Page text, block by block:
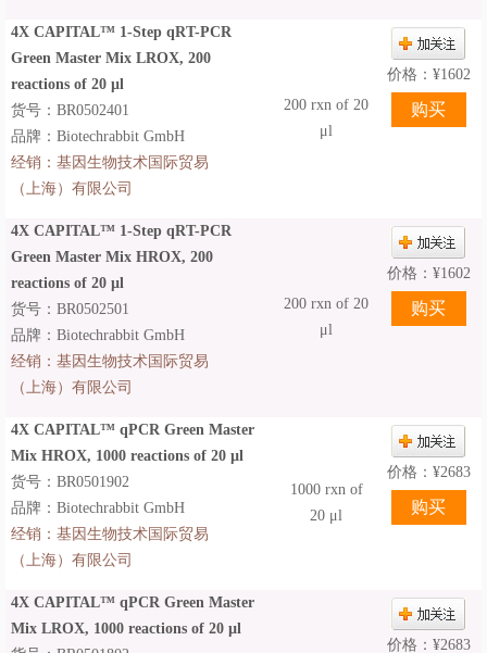
4X CAPITAL™ 1-Step qRT-PCR
Green Master Mix LROX, 200
reactions of 20 µl
200 rxn of 20
μl
价格： ¥1602
货号：BR0502401
品牌：Biotechrabbit GmbH
经销： 基因生物技术国际贸易
（上海）有限公司
4X CAPITAL™ 1-Step qRT-PCR
Green Master Mix HROX, 200
reactions of 20 µl
200 rxn of 20
μl
价格： ¥1602
货号：BR0502501
品牌：Biotechrabbit GmbH
经销： 基因生物技术国际贸易
（上海）有限公司
4X CAPITAL™ qPCR Green Master
Mix HROX, 1000 reactions of 20 µl
1000 rxn of
20 μl
价格： ¥2683
货号：BR0501902
品牌：Biotechrabbit GmbH
经销： 基因生物技术国际贸易
（上海）有限公司
4X CAPITAL™ qPCR Green Master
Mix LROX, 1000 reactions of 20 µl
价格： ¥2683